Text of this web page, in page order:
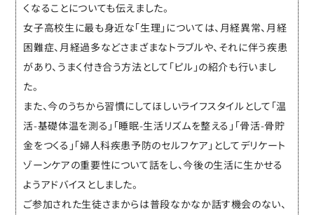
くなることについても伝えました。
女子高校生に最も身近な「生理」については、月経異常、月経
困難症、月経過多などさまざまなトラブルや、それに伴う疾患
があり、うまく付き合う方法として「ピル」の紹介も行いまし
た。
また、今のうちから習慣にしてほしいライフスタイルとして「温
活-基礎体温を測る」「睡眠-生活リズムを整える」「骨活-骨貯
金をつくる」「婦人科疾患予防のセルフケア」としてデリケート
ゾーンケアの重要性について話をし、今後の生活に生かせる
ようアドバイスとしました。
ご参加された生徒さまからは普段なかなか話す機会のない、